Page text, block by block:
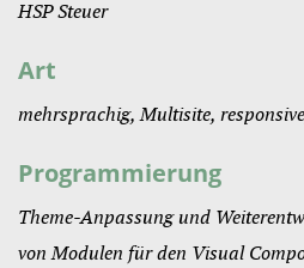
HSP Steuer
Art
mehrsprachig,Multisite, responsive
Programmierung
Theme-Anpassung und
von Modulen für den Visual